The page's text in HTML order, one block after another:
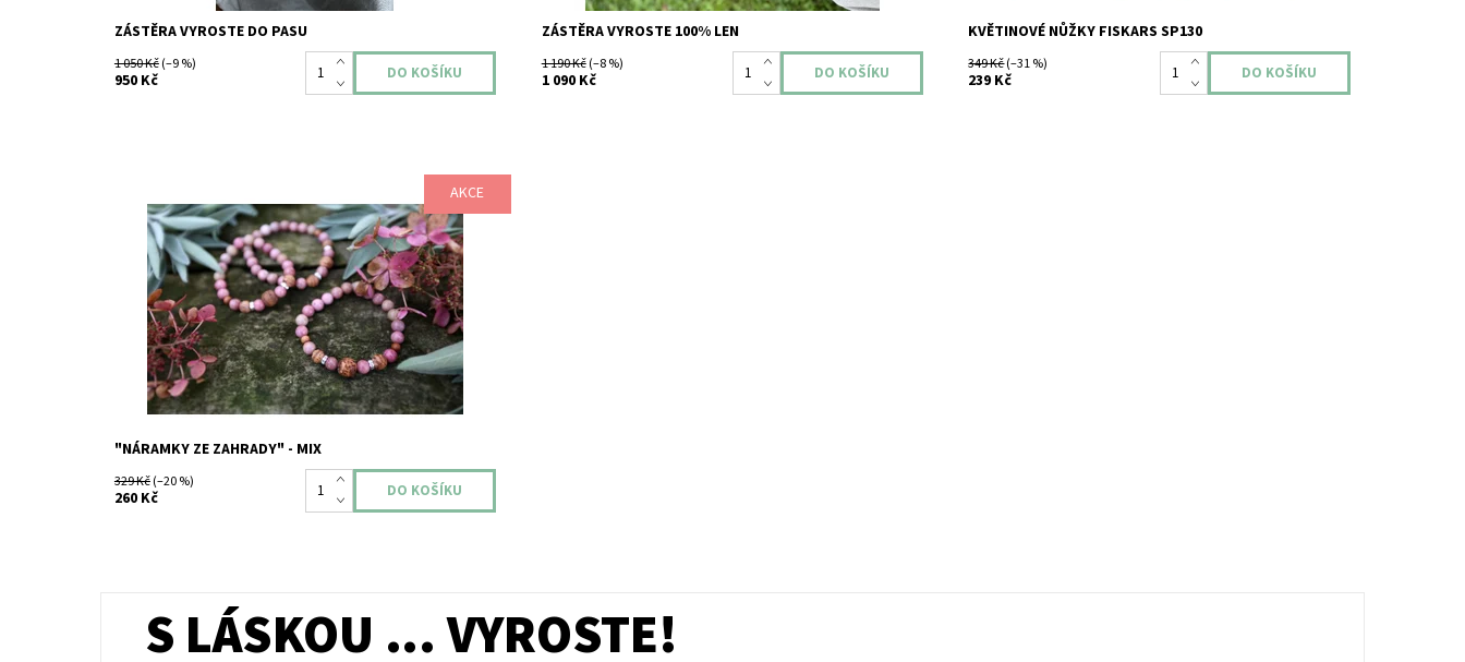
ZÁSTĚRA VYROSTE DO PASU
1 050 Kč(–9 %)
950 Kč
ZÁSTĚRA VYROSTE 100% LEN
1 190 Kč(–8 %)
1 090 Kč
KVĚTINOVÉ NŮŽKY FISKARS SP130
349 Kč(–31 %)
239 Kč
AKCE
Originální semínkové náramky VYROSTE s příběhem
mohou být krásným dárkem k jakékoliv příležitosti. Třeba i
jako dárek pro svatební hosty. Kterýkoliv z našich
náramků vyrobíme jak v dámské, tak i v pánské nebo
dětské velikosti. V nabídce máme také krabičku...
Dostupnost:
Skladem
"NÁRAMKY ZE ZAHRADY" - MIX
329 Kč(–20 %)
260 Kč
S LÁSKOU ... VYROSTE!